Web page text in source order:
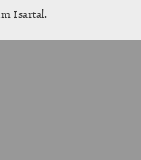
Isartal.